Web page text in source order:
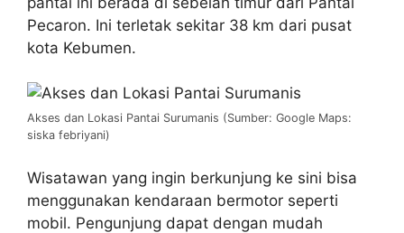
Pecaron. Ini terletak sekitar 38 km dari pusat
kota Kebumen.
Akses dan Lokasi Pantai Surumanis (Sumber: Google Maps:
siska febriyani)
Wisatawan yang ingin berkunjung ke sini bisa
menggunakan kendaraan bermotor seperti
mobil. Pengunjung dapat dengan mudah